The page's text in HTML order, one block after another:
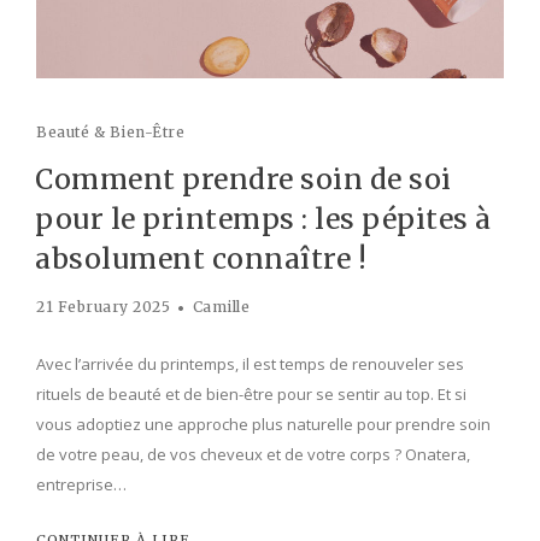
Beauté & Bien-Être
Comment prendre soin de soi
pour le printemps : les pépites à
absolument connaître !
21 February 2025 Camille
Avec l’arrivée du printemps, il est temps de renouveler ses
rituels de beauté et de bien-être pour se sentir au top. Et si
vous adoptiez une approche plus naturelle pour prendre soin
de votre peau, de vos cheveux et de votre corps ? Onatera,
entreprise…